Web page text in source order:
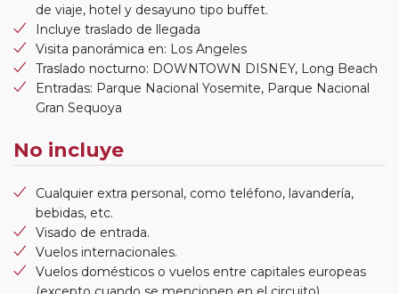
de viaje, hotel y desayuno tipo buffet.
Incluye traslado de llegada
Visita panorámica en: Los Angeles
Traslado nocturno: DOWNTOWN DISNEY, Long Beach
Entradas: Parque Nacional Yosemite, Parque Nacional
Gran Sequoya
No incluye
Cualquier extra personal, como teléfono, lavandería,
bebidas, etc.
Visado de entrada.
Vuelos internacionales.
Vuelos domésticos o vuelos entre capitales europeas